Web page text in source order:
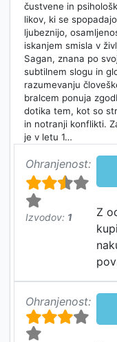
čustvene in
likov, ki se
ljubeznijo,
iskanjem smisla v
Sagan, znana po
subtilnem slogu in
razumevanju
bralcem ponuja
dotika tem, kot so
in notranji konflikti.
je v letu 1…
Ohranjenost:
Izvodov: 1
Z
Ohranjenost: